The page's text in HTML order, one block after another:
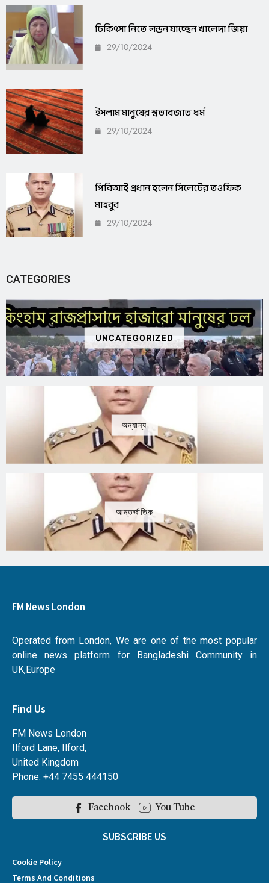
চিকিৎসা নিতে লন্ডন যাচ্ছেন খালেদা জিয়া
29/10/2024
ইসলাম মানুষের স্বভাবজাত ধর্ম
29/10/2024
পিবিআই প্রধান হলেন সিলেটের তওফিক
মাহবুব
29/10/2024
CATEGORIES
UNCATEGORIZED
অন্যান্য
আন্তর্জাতিক
FM News London
Operated from London, We are one of the most popular
online news platform for Bangladeshi Community in
UK,Europe
Find Us
FM News London
Ilford Lane, Ilford,
United Kingdom
Phone: +44 7455 444150
Facebook You Tube
SUBSCRIBE US
Cookie Policy
Terms And Conditions